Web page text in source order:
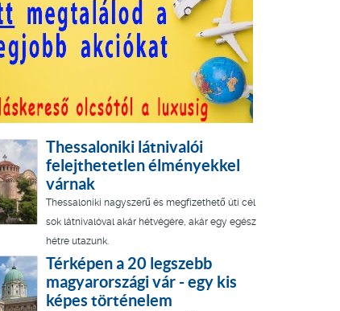
Thessaloniki látnivalói
felejthetetlen élményekkel
várnak
Thessaloniki nagyszerű és megfizethető úti cél
sok látnivalóval akár hétvégére, akár egy egész
hétre utazunk.
Térképen a 20 legszebb
magyarországi vár - egy kis
képes történelem